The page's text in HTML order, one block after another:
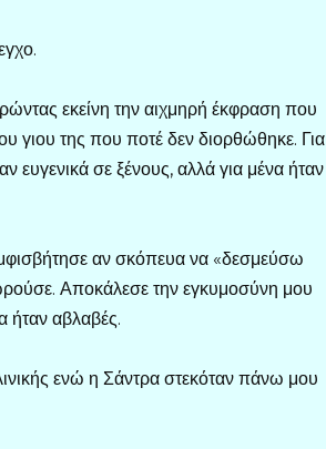
εκείνη την αιχμηρή έκφραση που
γιου της που ποτέ δεν διορθώθηκε. Για
ευγενικά σε ξένους, αλλά για μένα ήταν
αν σκόπευα να «δεσμεύσω
Αποκάλεσε την εγκυμοσύνη μου
ήταν αβλαβές.
ενώ η Σάντρα στεκόταν πάνω μου